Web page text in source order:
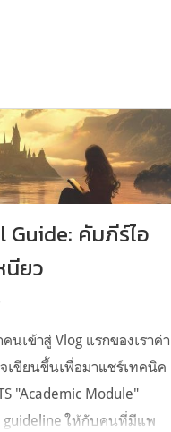
Guide: คัมภีร์ไอ
นียว
เข้าสู่ Vlog แรกของเราค่า
เขียนขึ้นเพื่อมาแชร์เทคนิค
"Academic Module"
guideline ให้กับคนที่มีแพ